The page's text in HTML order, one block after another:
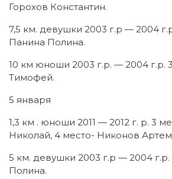
Горохов Константин.
7,5 км. девушки 2003 г.р — 2004
Панина Полина.
10 км юноши 2003 г.р. — 2004 г.р.
Тимофей.
5 января
1,3 км . юноши 2011 — 2012 г. р. 3
Николай, 4 место- Никонов
5 км. девушки 2003 г.р — 2004
Полина.